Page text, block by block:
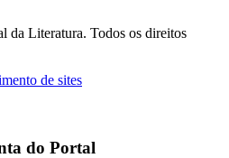
da Literatura. Todos os direitos
do Portal